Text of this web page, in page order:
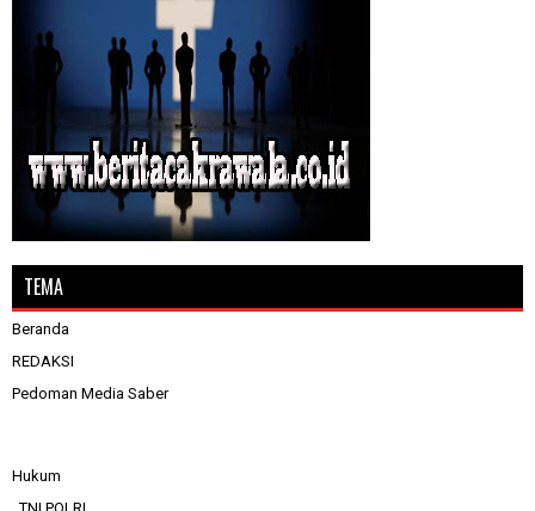
TEMA
Beranda
REDAKSI
Pedoman Media Saber
Hukum